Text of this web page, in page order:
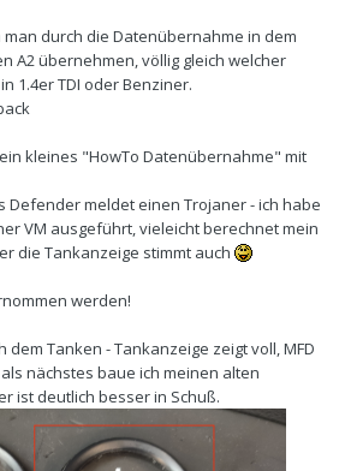
man durch die Datenübernahme in dem
A2 übernehmen, völlig gleich welcher
1.4er TDI oder Benziner.
kleines "HowTo Datenübernahme" mit
Defender meldet einen Trojaner - ich habe
VM ausgeführt, vieleicht berechnet mein
die Tankanzeige stimmt auch
werden!
dem Tanken - Tankanzeige zeigt voll, MFD
nächstes baue ich meinen alten
ist deutlich besser in Schuß.